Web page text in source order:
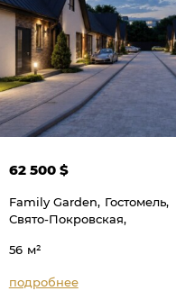
62 500 $
Family Garden, Гостомель,
Свято-Покровская,
56 м²
подробнее